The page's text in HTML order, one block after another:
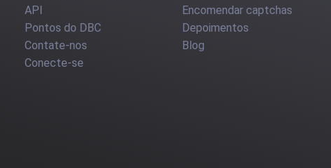
API
Encomendar captchas
Pontos do DBC
Depoimentos
Contate-nos
Blog
Conecte-se